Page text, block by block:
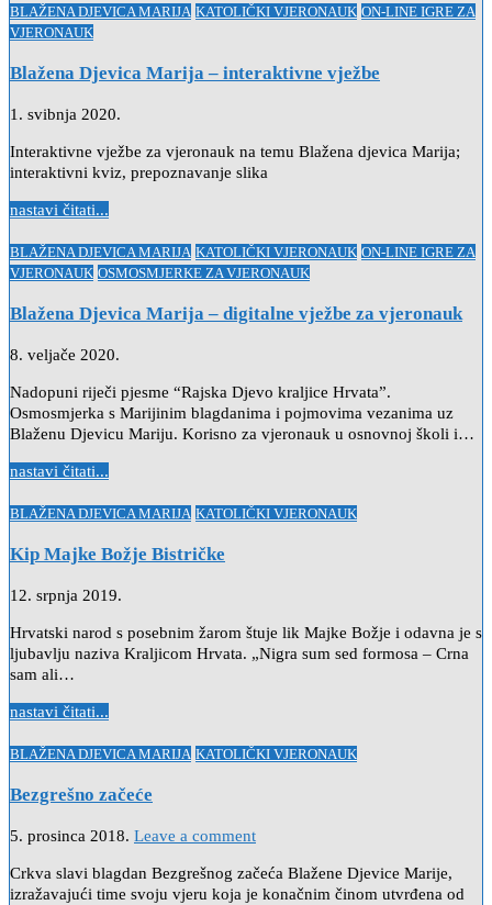
Posted
in
BLAŽENA DJEVICA MARIJA KATOLIČKI VJERONAUK ON-LINE IGRE ZA
VJERONAUK
Blažena Djevica Marija – interaktivne vježbe
1. svibnja 2020.
Interaktivne vježbe za vjeronauk na temu Blažena djevica Marija;
interaktivni kviz, prepoznavanje slika
nastavi čitati...
Posted
in
BLAŽENA DJEVICA MARIJA KATOLIČKI VJERONAUK ON-LINE IGRE ZA
VJERONAUK OSMOSMJERKE ZA VJERONAUK
Blažena Djevica Marija – digitalne vježbe za vjeronauk
8. veljače 2020.
Nadopuni riječi pjesme “Rajska Djevo kraljice Hrvata”.
Osmosmjerka s Marijinim blagdanima i pojmovima vezanima uz
Blaženu Djevicu Mariju. Korisno za vjeronauk u osnovnoj školi i…
nastavi čitati...
Posted
BLAŽENA DJEVICA MARIJA KATOLIČKI VJERONAUK
Kip Majke Božje Bistričke
12. srpnja 2019.
Hrvatski narod s posebnim žarom štuje lik Majke Božje i odavna je s
ljubavlju naziva Kraljicom Hrvata. „Nigra sum sed formosa – Crna
sam ali…
nastavi čitati...
Posted
BLAŽENA DJEVICA MARIJA KATOLIČKI VJERONAUK
Bezgrešno začeće
5. prosinca 2018. Leave a comment
Crkva slavi blagdan Bezgrešnog začeća Blažene Djevice Marije,
izražavajući time svoju vjeru koja je konačnim činom utvrđena od